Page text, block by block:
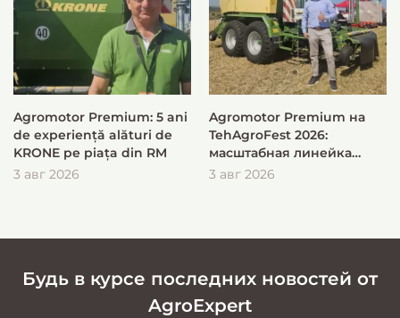
Agromotor Premium: 5 ani
de experiență alături de
KRONE pe piața din RM
3 авг 2026
Agromotor Premium на
TehAgroFest 2026:
масштабная линейка
KRONE для быстрой и
3 авг 2026
Будь в курсе последних новостей от
AgroExpert